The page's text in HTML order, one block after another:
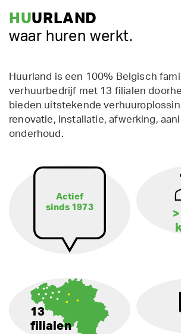
HUURLAND
waar huren werkt.
Huurland is een 100% Belgisch
verhuurbedrijf met 13 filialen
bieden uitstekende
renovatie, installatie, afwerking,
onderhoud.
Actief
sinds 1973
13
filialen